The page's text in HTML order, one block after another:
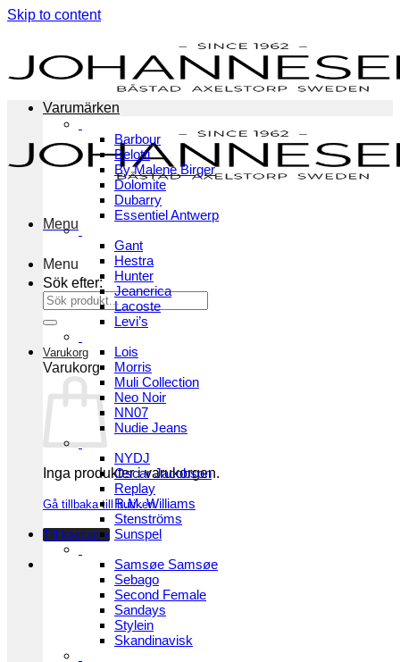
Skip to content
Menu
Menu
Sök efter:
Varukorg
Varukorg
Inga produkter i varukorgen.
Gå tillbaka till butiken
Till kassan +
Varumärken
Barbour
Belotti
By Malene Birger
Dolomite
Dubarry
Essentiel Antwerp
Gant
Hestra
Hunter
Jeanerica
Lacoste
Levi’s
Lois
Morris
Muli Collection
Neo Noir
NN07
Nudie Jeans
NYDJ
Oscar Jacobson
Replay
R.M. Williams
Stenströms
Sunspel
Samsøe Samsøe
Sebago
Second Female
Sandays
Stylein
Skandinavisk